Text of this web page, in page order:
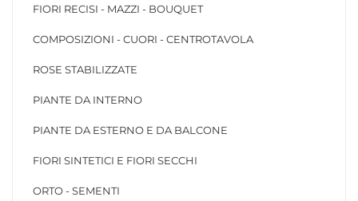
FIORI RECISI - MAZZI - BOUQUET
COMPOSIZIONI - CUORI - CENTROTAVOLA
ROSE STABILIZZATE
PIANTE DA INTERNO
PIANTE DA ESTERNO E DA BALCONE
FIORI SINTETICI E FIORI SECCHI
ORTO - SEMENTI